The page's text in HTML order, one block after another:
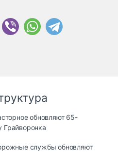
обновляют 65-
Грайворонка
службы обновляют